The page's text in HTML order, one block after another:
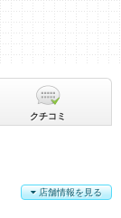
店舗情報を見る
クチコミ